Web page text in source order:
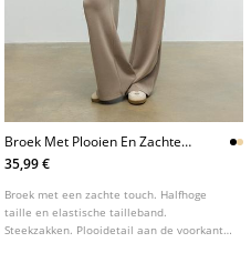
Broek Met Plooien En Zachte
Touch
35,99 €
Broek met een zachte touch. Halfhoge
taille en elastische tailleband.
Steekzakken. Plooidetail aan de voorkant.